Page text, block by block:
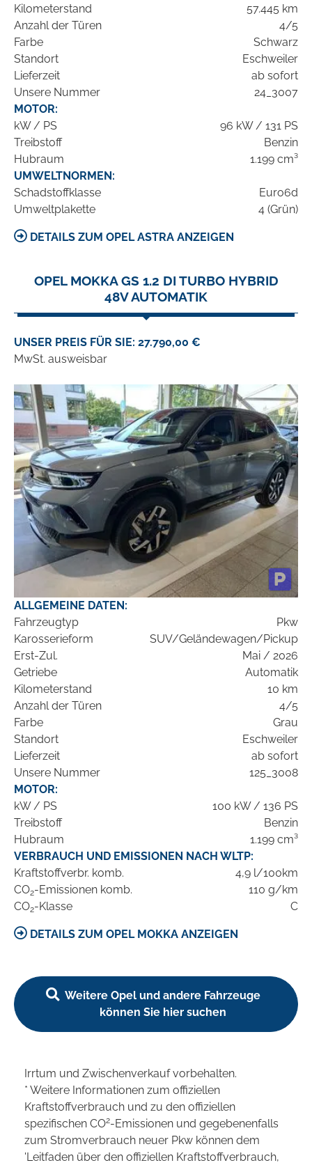
Kilometerstand
57.445 km
Anzahl der Türen
4/5
Farbe
Schwarz
Standort
Eschweiler
Lieferzeit
ab sofort
Unsere Nummer
24_3007
MOTOR:
kW / PS
96 kW / 131 PS
Treibstoff
Benzin
Hubraum
1.199 cm³
UMWELTNORMEN:
Schadstoffklasse
Euro6d
Umweltplakette
4 (Grün)
DETAILS ZUM OPEL ASTRA ANZEIGEN
OPEL MOKKA GS 1.2 DI TURBO HYBRID
48V AUTOMATIK
UNSER PREIS FÜR SIE: 27.790,00 €
MwSt. ausweisbar
ALLGEMEINE DATEN:
Fahrzeugtyp
Pkw
Karosserieform
SUV/Geländewagen/Pickup
Erst-Zul.
Mai / 2026
Getriebe
Automatik
Kilometerstand
10 km
Anzahl der Türen
4/5
Farbe
Grau
Standort
Eschweiler
Lieferzeit
ab sofort
Unsere Nummer
125_3008
MOTOR:
kW / PS
100 kW / 136 PS
Treibstoff
Benzin
Hubraum
1.199 cm³
VERBRAUCH UND EMISSIONEN NACH WLTP:
Kraftstoffverbr. komb.
4,9 l/100km
CO2-Emissionen komb.
110 g/km
CO2-Klasse C
DETAILS ZUM OPEL MOKKA ANZEIGEN
Weitere Opel und andere Fahrzeuge
können Sie hier suchen
Irrtum und Zwischenverkauf vorbehalten.
* Weitere Informationen zum offiziellen
Kraftstoffverbrauch und zu den offiziellen
spezifischen CO2-Emissionen und gegebenenfalls
zum Stromverbrauch neuer Pkw können dem
'Leitfaden über den offiziellen Kraftstoffverbrauch,